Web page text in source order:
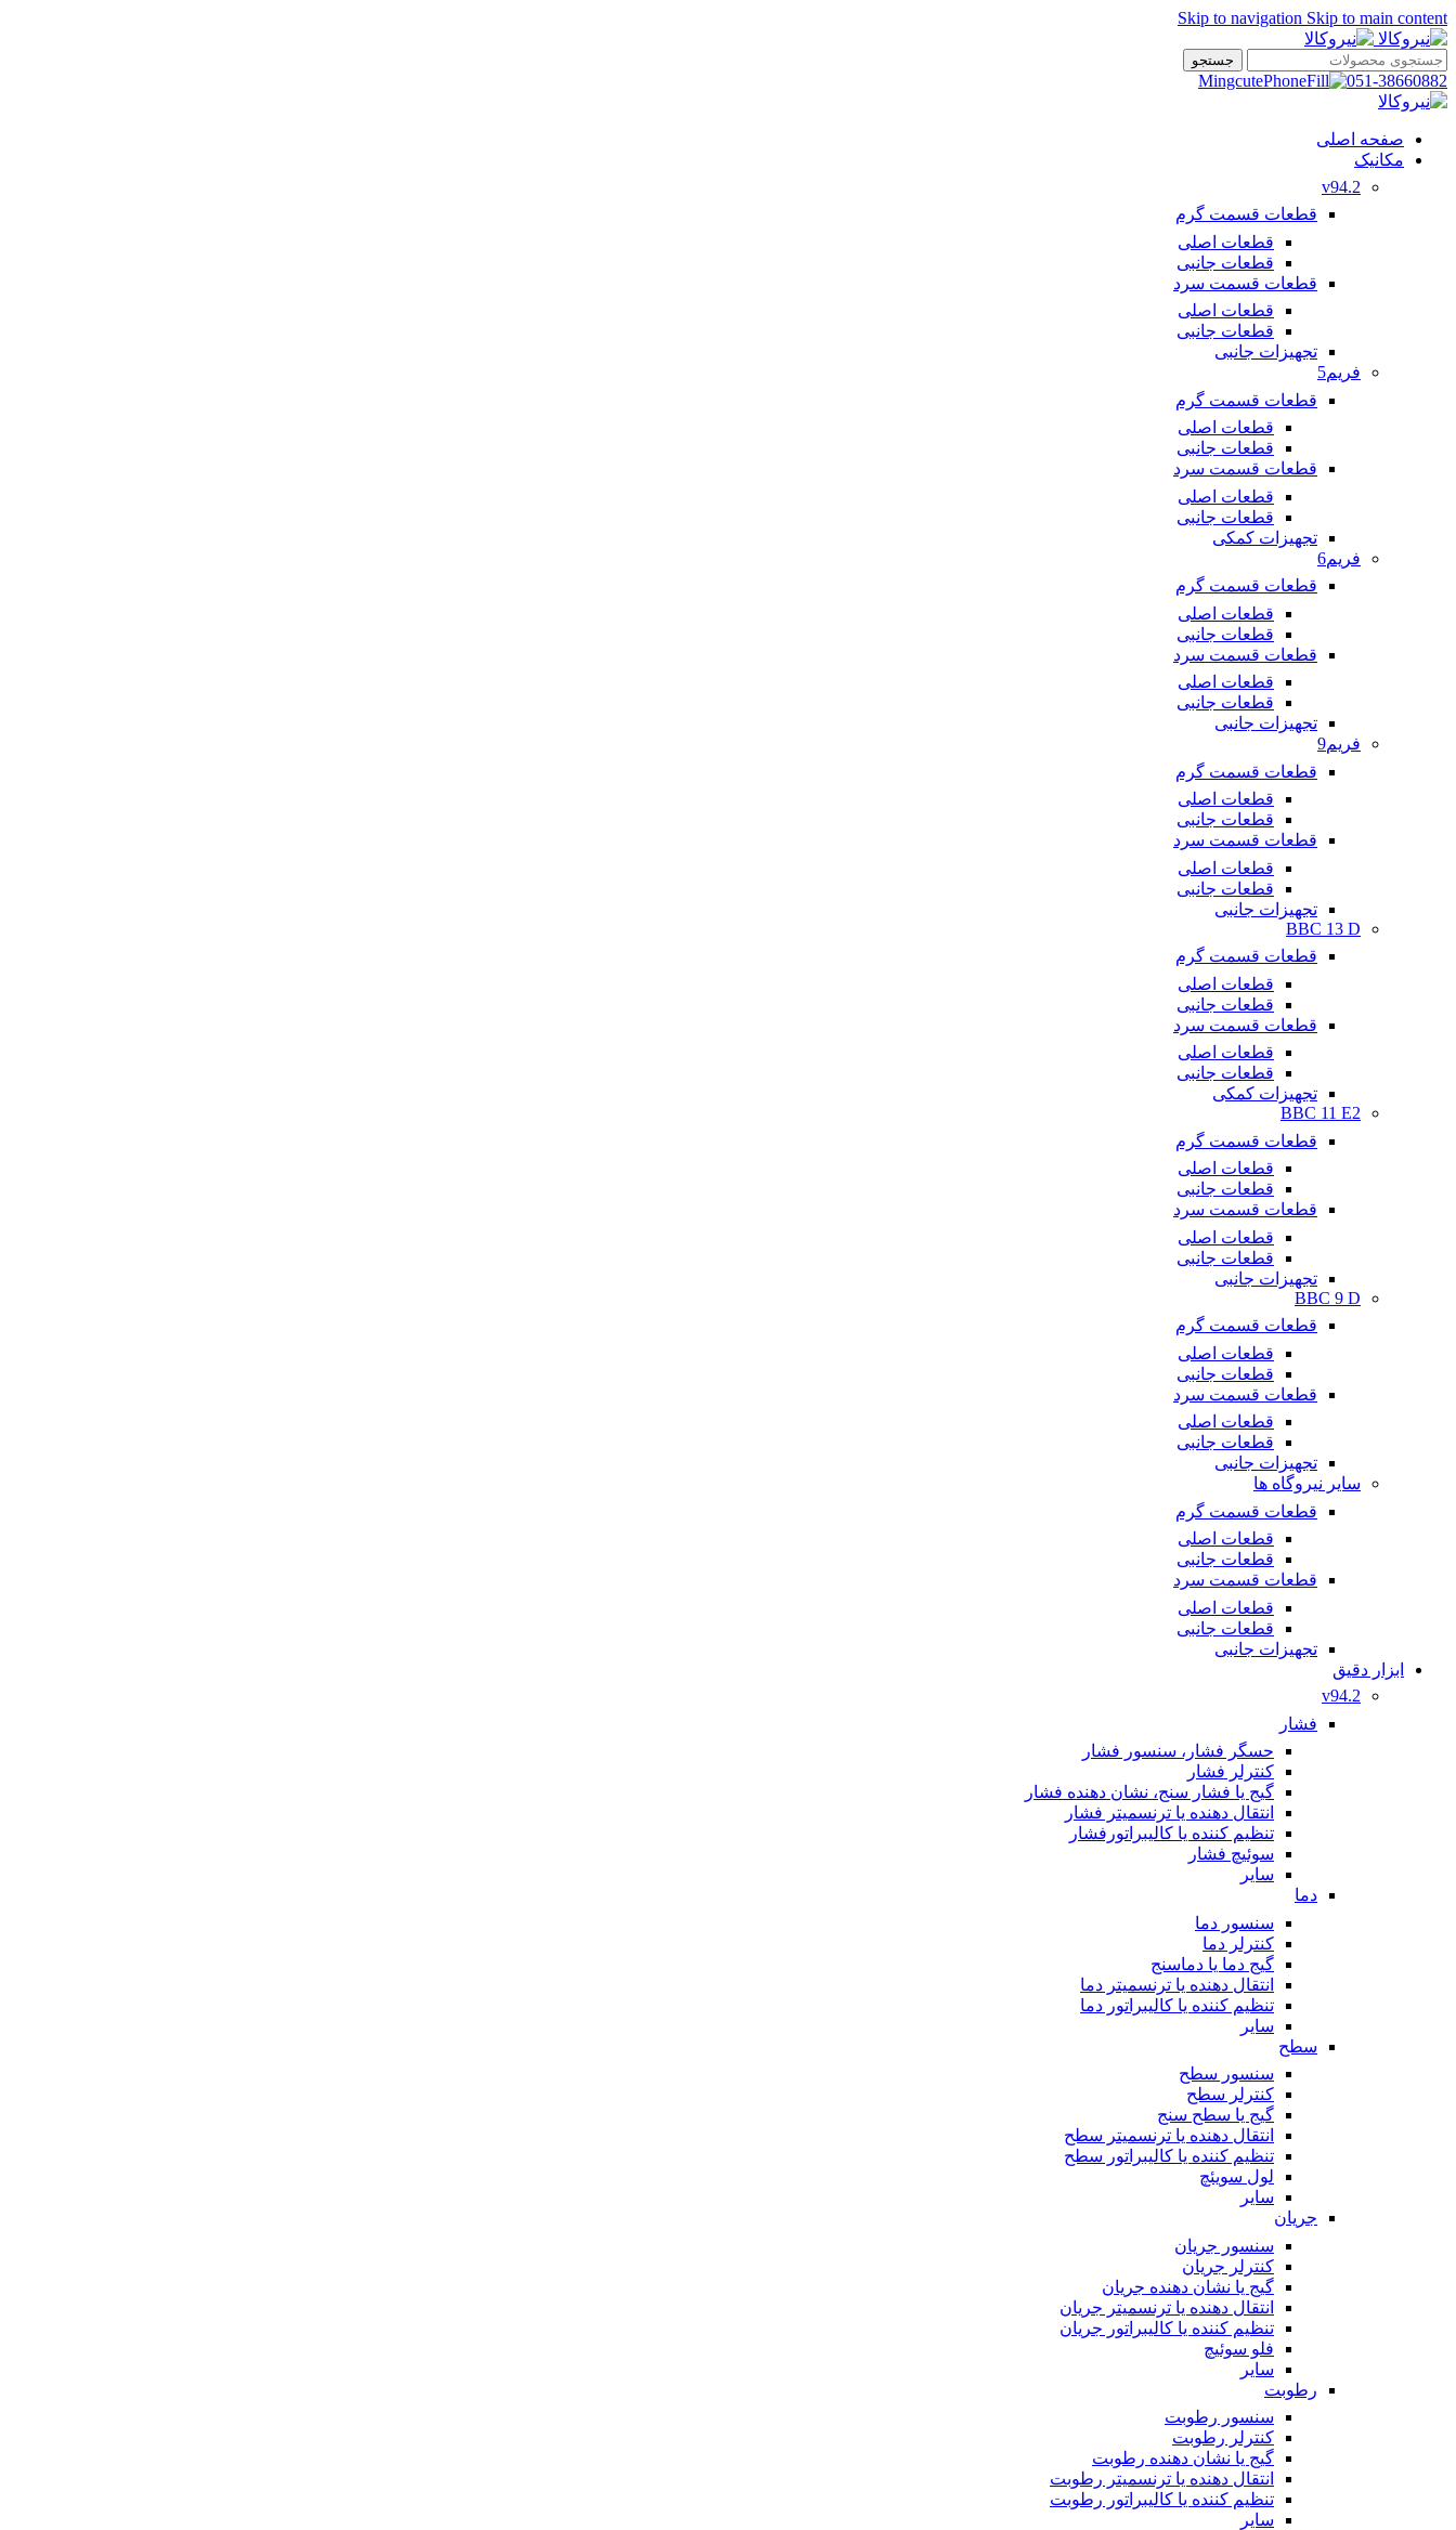
Skip to navigation Skip to main content
جستجو
051-38660882
صفحه اصلی
مکانیک
v94.2
قطعات قسمت گرم
قطعات اصلی
قطعات جانبی
قطعات قسمت سرد
قطعات اصلی
قطعات جانبی
تجهیزات جانبی
فریم5
قطعات قسمت گرم
قطعات اصلی
قطعات جانبی
قطعات قسمت سرد
قطعات اصلی
قطعات جانبی
تجهیزات کمکی
فریم6
قطعات قسمت گرم
قطعات اصلی
قطعات جانبی
قطعات قسمت سرد
قطعات اصلی
قطعات جانبی
تجهیزات جانبی
فریم9
قطعات قسمت گرم
قطعات اصلی
قطعات جانبی
قطعات قسمت سرد
قطعات اصلی
قطعات جانبی
تجهیزات جانبی
BBC 13 D
قطعات قسمت گرم
قطعات اصلی
قطعات جانبی
قطعات قسمت سرد
قطعات اصلی
قطعات جانبی
تجهیزات کمکی
BBC 11 E2
قطعات قسمت گرم
قطعات اصلی
قطعات جانبی
قطعات قسمت سرد
قطعات اصلی
قطعات جانبی
تجهیزات جانبی
BBC 9 D
قطعات قسمت گرم
قطعات اصلی
قطعات جانبی
قطعات قسمت سرد
قطعات اصلی
قطعات جانبی
تجهیزات جانبی
سایر نیروگاه ها
قطعات قسمت گرم
قطعات اصلی
قطعات جانبی
قطعات قسمت سرد
قطعات اصلی
قطعات جانبی
تجهیزات جانبی
ابزار دقیق
v94.2
فشار
حسگر فشار، سنسور فشار
کنترلر فشار
گیج یا فشار سنج، نشان دهنده فشار
انتقال دهنده یا ترنسمیتر فشار
تنظیم کننده یا کالیبراتورفشار
سوئیچ فشار
سایر
دما
سنسور دما
کنترلر دما
گیج دما یا دماسنج
انتقال دهنده یا ترنسمیتر دما
تنظیم کننده یا کالیبراتور دما
سایر
سطح
سنسور سطح
کنترلر سطح
گیج یا سطح سنج
انتقال دهنده یا ترنسمیتر سطح
تنظیم کننده یا کالیبراتور سطح
لول سویئچ
سایر
جریان
سنسور جریان
کنترلر جریان
گیج یا نشان دهنده جریان
انتقال دهنده یا ترنسمیتر جریان
تنظیم کننده یا کالیبراتور جریان
فلو سوئیچ
سایر
رطوبت
سنسور رطوبت
کنترلر رطوبت
گیج یا نشان دهنده رطوبت
انتقال دهنده یا ترنسمیتر رطوبت
تنظیم کننده یا کالیبراتور رطوبت
سایر